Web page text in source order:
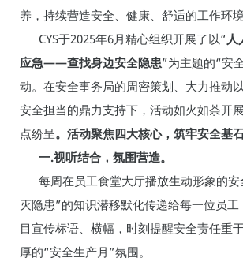
养，持续营造安全、健康、舒适的工作环境
CYS于2025年6月精心组织开展了以“人
应急——查找身边安全隐患”为主题的“安
动。在安全事务局的周密策划、大力推动
安全担当的鼎力支持下，活动如火如荼开
点纷呈。 活动聚焦四大核心，筑牢安全基石
一.视听结合，氛围营造。
每周在员工食堂大厅播放生动形象的安
灭隐患”的知识潜移默化传递给每一位员
目宣传标语、横幅，时刻提醒安全责任重
厚的“安全生产月”氛围。